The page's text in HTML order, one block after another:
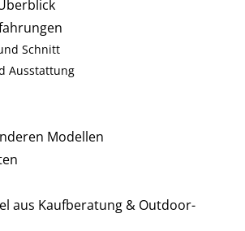
Schnitt
Ausstattung
Modellen
aus Kaufberatung & Outdoor-